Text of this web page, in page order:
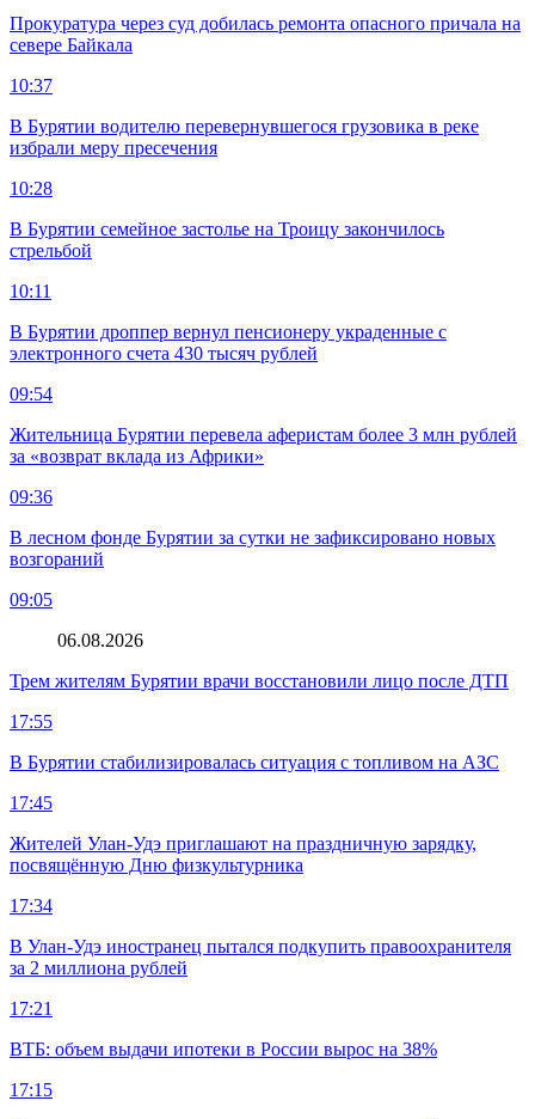
Прокуратура через суд добилась ремонта опасного причала на
севере Байкала
10:37
В Бурятии водителю перевернувшегося грузовика в реке
избрали меру пресечения
10:28
В Бурятии семейное застолье на Троицу закончилось
стрельбой
10:11
В Бурятии дроппер вернул пенсионеру украденные с
электронного счета 430 тысяч рублей
09:54
Жительница Бурятии перевела аферистам более 3 млн рублей
за «возврат вклада из Африки»
09:36
В лесном фонде Бурятии за сутки не зафиксировано новых
возгораний
09:05
06.08.2026
Трем жителям Бурятии врачи восстановили лицо после ДТП
17:55
В Бурятии стабилизировалась ситуация с топливом на АЗС
17:45
Жителей Улан-Удэ приглашают на праздничную зарядку,
посвящённую Дню физкультурника
17:34
В Улан-Удэ иностранец пытался подкупить правоохранителя
за 2 миллиона рублей
17:21
ВТБ: объем выдачи ипотеки в России вырос на 38%
17:15